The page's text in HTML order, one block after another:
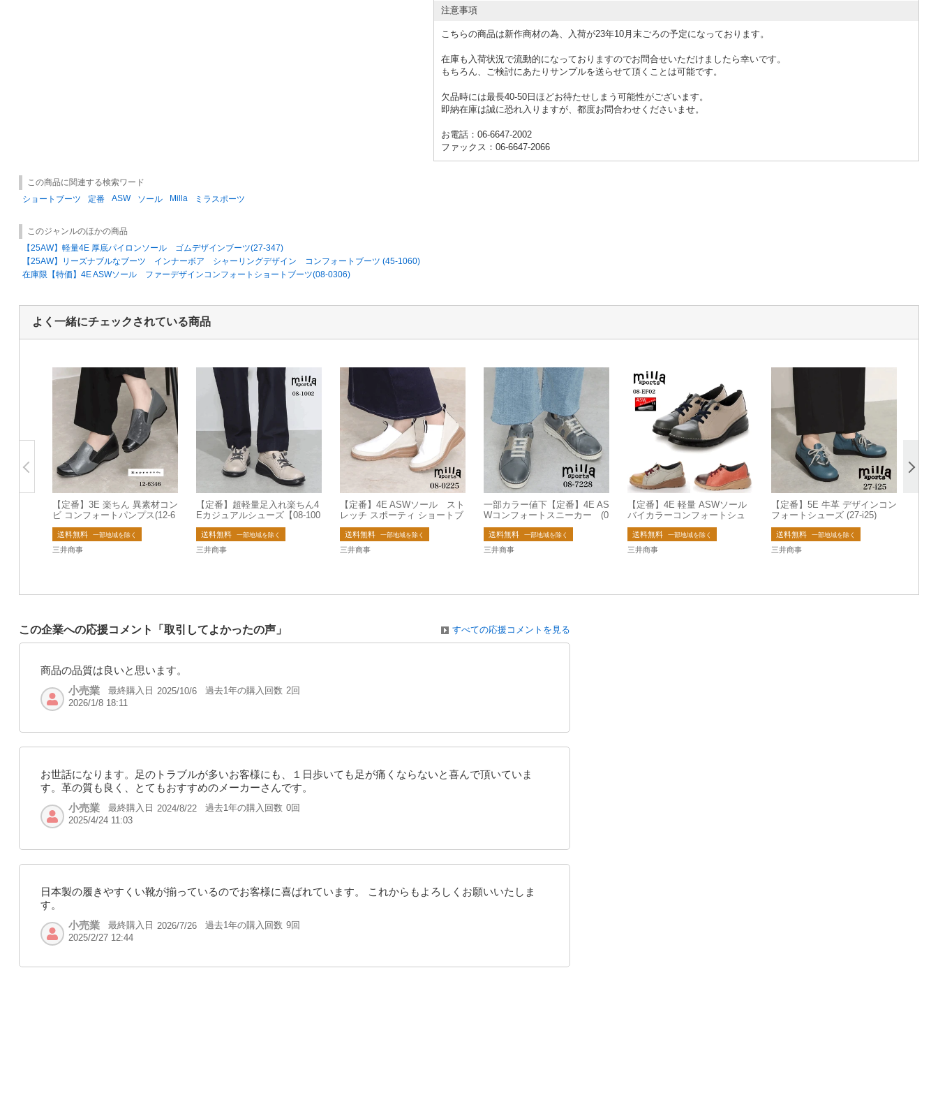
注意事項
こちらの商品は新作商材の為、入荷が23年10月末ごろの予定になっております。
在庫も入荷状況で流動的になっておりますのでお問合せいただけましたら幸いです。
もちろん、ご検討にあたりサンプルを送らせて頂くことは可能です。
欠品時には最長40-50日ほどお待たせしまう可能性がございます。
即納在庫は誠に恐れ入りますが、都度お問合わせくださいませ。
お電話：06-6647-2002
ファックス：06-6647-2066
この商品に関連する検索ワード
ショートブーツ
定番 ASW ソール Milla ミラスポーツ
このジャンルのほかの商品
【25AW】軽量4E 厚底パイロンソール ゴムデザインブーツ(27-347)
【25AW】リーズナブルなブーツ インナーボア シャーリングデザイン コンフォートブーツ (45-1060)
在庫限【特価】4E ASWソール ファーデザインコンフォートショートブーツ(08-0306)
よく一緒にチェックされている商品
【定番】3E 楽ちん 異素材コン
ビ コンフォートパンプス(12-6
346)
送料無料 一部地域を除く
三井商事
【定番】超軽量足入れ楽ちん4
Eカジュアルシューズ【08-100
2】ミラスポーツ
送料無料 一部地域を除く
三井商事
【定番】4E ASWソール スト
レッチ スポーティ ショートブ
ーツ(08-0225)
送料無料 一部地域を除く
三井商事
一部カラー値下【定番】4E AS
Wコンフォートスニーカー (0
8-7228)
送料無料 一部地域を除く
三井商事
【定番】4E 軽量 ASWソール
バイカラーコンフォートシュ
ーズ(08-EF02)
送料無料 一部地域を除く
三井商事
【定番】5E 牛革 デザインコン
フォートシューズ (27-i25)
送料無料 一部地域を除く
三井商事
この企業への応援コメント「取引してよかったの声」 すべての応援コメントを見る
商品の品質は良いと思います。
小売業
最終購入日 2025/10/6 過去1年の購入回数 2回
2026/1/8 18:11
お世話になります。足のトラブルが多いお客様にも、１日歩いても足が痛くならないと喜んで頂いていま
す。革の質も良く、とてもおすすめのメーカーさんです。
小売業
最終購入日 2024/8/22 過去1年の購入回数 0回
2025/4/24 11:03
日本製の履きやすくい靴が揃っているのでお客様に喜ばれています。 これからもよろしくお願いいたしま
す。
小売業
最終購入日 2026/7/26 過去1年の購入回数 9回
2025/2/27 12:44